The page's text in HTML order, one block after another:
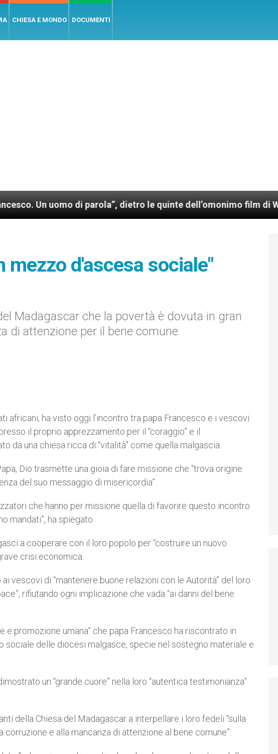
CHIESA E MONDO DOCUMENTI
di parola”, dietro le quinte dell’omonimo film di Wim Wenders
mezzo d'ascesa sociale"
Madagascar che la povertà è dovuta in gran
di attenzione per il bene comune
africani, ha visto oggi l’incontro tra papa Francesco e i vescovi
il proprio apprezzamento per il “coraggio” e il
da una chiesa ricca di “vitalità” come quella malgascia.
Dio trasmette una gioia di fare missione che “trova origine
del suo messaggio di misericordia”.
che hanno per missione quella di favorire questo incontro
mandati”, ha spiegato.
a cooperare con il loro popolo per “costruire un nuovo
crisi economica.
vescovi di “mantenere buone relazioni con le Autorità” del loro
rifiutando ogni implicazione che vada “ai danni del bene
e promozione umana” che papa Francesco ha riscontrato in
sociale delle diocesi malgasce, specie nel sostegno materiale e
un “grande cuore” nella loro “autentica testimonianza”
della Chiesa del Madagascar a interpellare i loro fedeli “sulla
e alla mancanza di attenzione al bene comune”.